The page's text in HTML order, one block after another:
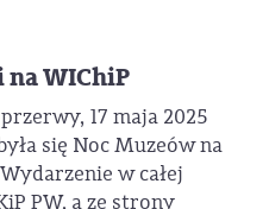
na WIChiP
17 maja 2025
się Noc Muzeów na
w całej
PW, a ze strony